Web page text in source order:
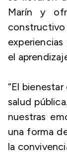
Marín y
el
“El
salud
nuestras
una forma
la